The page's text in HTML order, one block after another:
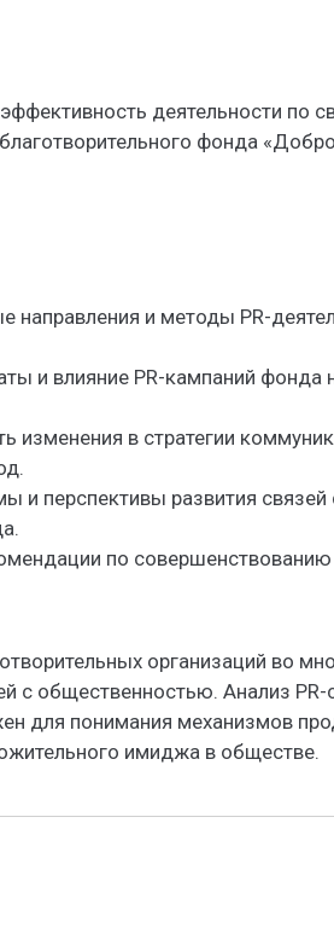
деятельности по
фонда
направления и методы PR-
и влияние PR-кампаний фонда
изменения в стратегии
и перспективы развития
по совершенствованию
организаций во
с общественностью. Анализ PR-
для понимания механизмов
имиджа в обществе.